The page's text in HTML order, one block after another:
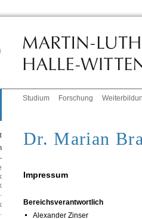
Studium Forschung
Dr. Marian
Impressum
Bereichsverantwortlich
Alexander Zinser